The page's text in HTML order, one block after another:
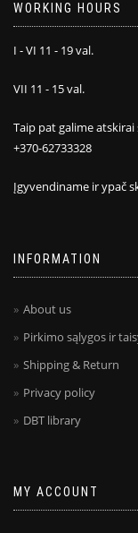
WORKING HOURS
I - VI 11 - 19 val.
VII 11 - 15 val.
Taip pat galime
+370-62733328
Įgyvendiname ir ypač
INFORMATION
About us
Pirkimo sąlygos ir
Shipping & Return
Privacy policy
DBT library
MY ACCOUNT